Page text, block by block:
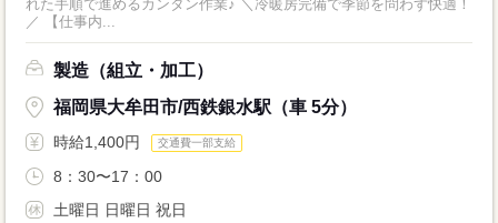
れた手順で進めるカンタン作業♪ ＼冷暖房完備で季節を問わず快適！
／ 【仕事内...
製造（組立・加工）
福岡県大牟田市/西鉄銀水駅（車 5分）
時給1,400円 交通費一部支給
8：30〜17：00
土曜日 日曜日 祝日